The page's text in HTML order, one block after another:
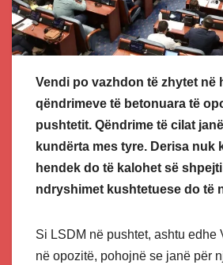
Vendi po vazhdon të zhytet në
qëndrimeve të betonuara të
pushtetit. Qëndrime të cilat
kundërta mes tyre. Derisa nuk
hendek do të kalohet së
ndryshimet kushtetuese do të
Si LSDM në pushtet, ashtu edhe
në opozitë, pohojnë se janë për